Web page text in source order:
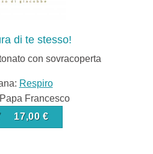
di te stesso!
con sovracoperta
Respiro
Francesco
17,00 €